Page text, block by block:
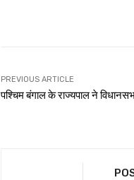
PREVIOUS ARTICLE
पश्चिम बंगाल के राज्‍यपाल ने